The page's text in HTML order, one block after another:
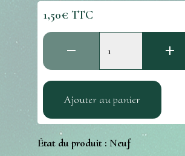
1,50€ TTC
Ajouter au panier
État du produit : Neuf